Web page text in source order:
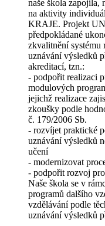
naše škola zapojila,
na aktivity
KRAJE. Projekt
předpokládané
zkvalitnění systému
uznávání výsledků
akreditací, tzn.:
- podpořit realizaci
modulových
jejichž realizace
zkoušky podle
č. 179/2006 Sb.
- rozvíjet praktické
uznávání výsledků
učení
- modernizovat
- podpořit rozvoj
​​​​​​​Naše škola se v
programů dalšího
vzdělávání podle
uznávání výsledků